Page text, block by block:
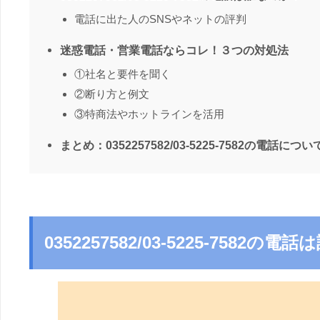
電話に出た人のSNSやネットの評判
迷惑電話・営業電話ならコレ！３つの対処法
①社名と要件を聞く
②断り方と例文
③特商法やホットラインを活用
まとめ：0352257582/03-5225-7582の電話につい
0352257582/03-5225-7582の電話